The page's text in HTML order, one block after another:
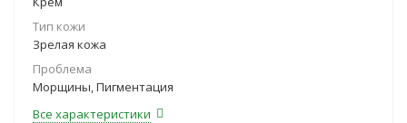
Тип кожи
Зрелая кожа
Проблема
Морщины, Пигментация
Все характеристики